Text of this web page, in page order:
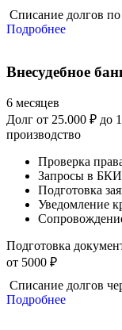
Списание долгов
Подробнее
6 месяцев
Внесудебное
Долг от 25.000 ₽ до
производство
Проверка
Запросы в
Подготовка
Уведомление
Подготовка
от 5000 ₽
Списание долгов
Подробнее